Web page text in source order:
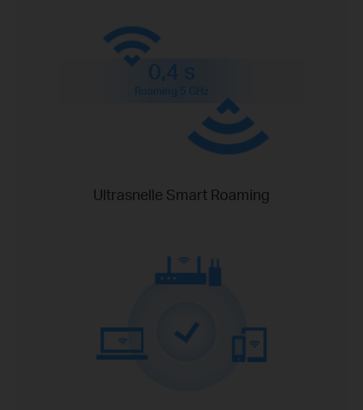
Roaming 5 GHz
Ultrasnelle Smart Roaming